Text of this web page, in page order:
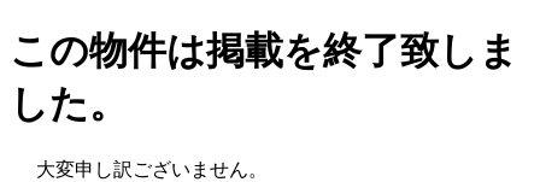
この物件は掲載を終了致しま
した。
大変申し訳ございません。